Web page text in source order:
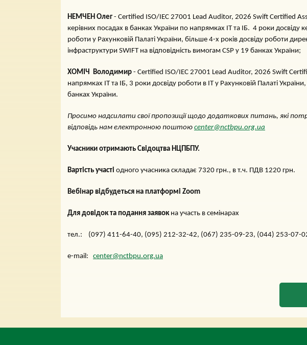
НЕМЧЕН Олег- Certified ISO/IEC 27001 Lead Auditor, 2026 Swift Certified
керівних посадах в банках України по напрямках ІТ та ІБ. 4 роки досвіду
роботи у Рахунковій Палаті України, більше 4-х років досвіду роботи
інфраструктури SWIFT на відповідність вимогам CSP у 19 банках України;
ХОМІЧ Володимир - Certified ISO/IEC 27001 Lead Auditor, 2026 Swift
напрямках ІТ та ІБ, 3 роки досвіду роботи в ІТ у Рахунковій Палаті
банках України.
Просимо надсилати свої пропозиціїщодо додаткових питань, які
відповідь нам електронною поштою center@nctbpu.org.ua
Учасники отримають Свідоцтва НЦПБПУ.
Вартість участі одного учасника складає 7320 грн., в т.ч. ПДВ 1220 грн.
Вебінар відбудеться на платформі Zoom
Для довідок та подання заявок на участь в семінарах
тел.: (097) 411-64-40, (095) 212-32-42, (067) 235-09-23, (044) 253-07-
e-mail: center@nctbpu.org.ua